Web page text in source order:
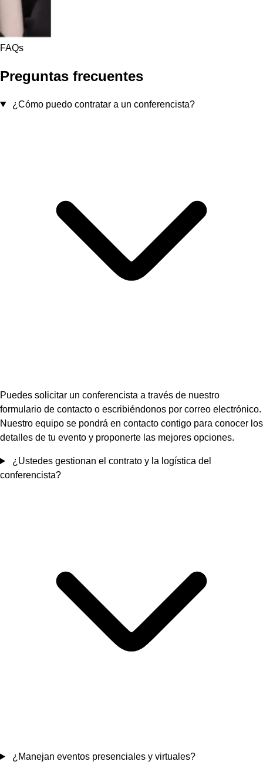
FAQs
Preguntas frecuentes
¿Cómo puedo contratar a un conferencista?
Puedes solicitar un conferencista a través de nuestro
formulario de contacto o escribiéndonos por correo electrónico.
Nuestro equipo se pondrá en contacto contigo para conocer los
detalles de tu evento y proponerte las mejores opciones.
¿Ustedes gestionan el contrato y la logística del
conferencista?
¿Manejan eventos presenciales y virtuales?